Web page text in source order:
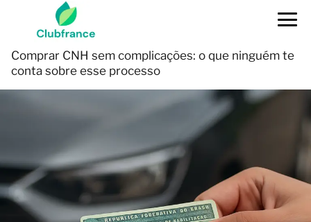
Comprar CNH sem complicações: o que ninguém te
conta sobre esse processo